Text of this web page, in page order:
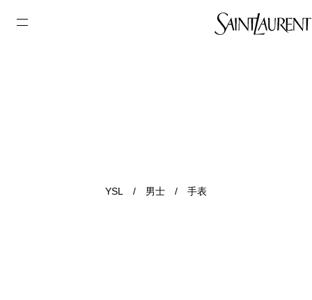
YSL / 男士 / 手表